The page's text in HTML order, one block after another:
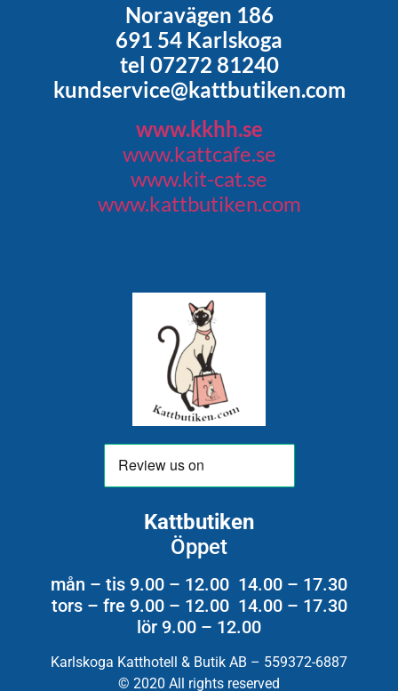
Noravägen 186
691 54 Karlskoga
tel 07272 81240
kundservice@kattbutiken.com
www.kkhh.se
www.kattcafe.se
www.kit-cat.se
www.kattbutiken.com
Kattbutiken
Öppet
mån – tis 9.00 – 12.00 14.00 – 17.30
tors – fre 9.00 – 12.00 14.00 – 17.30
lör 9.00 – 12.00
Karlskoga Katthotell & Butik AB – 559372-6887
© 2020 All rights reserved